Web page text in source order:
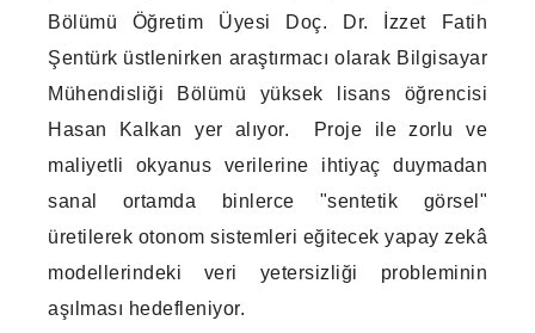
Bölümü Öğretim Üyesi Doç. Dr. İzzet Fatih
Şentürk üstlenirken araştırmacı olarak Bilgisayar
Mühendisliği Bölümü yüksek lisans öğrencisi
Hasan Kalkan yer alıyor. Proje ile zorlu ve
maliyetli okyanus verilerine ihtiyaç duymadan
sanal ortamda binlerce "sentetik görsel"
üretilerek otonom sistemleri eğitecek yapay zekâ
modellerindeki veri yetersizliği probleminin
aşılması hedefleniyor.